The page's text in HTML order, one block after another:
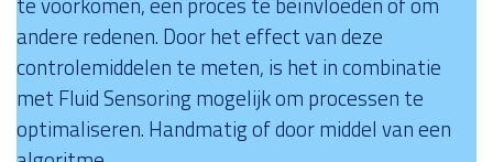
andere redenen. Door het effect van deze
controlemiddelen te meten, is het in combinatie
met Fluid Sensoring mogelijk om processen te
optimaliseren. Handmatig of door middel van een